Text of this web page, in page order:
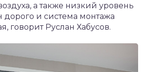
а также низкий уровень
дорого и система монтажа
говорит Руслан Хабусов.